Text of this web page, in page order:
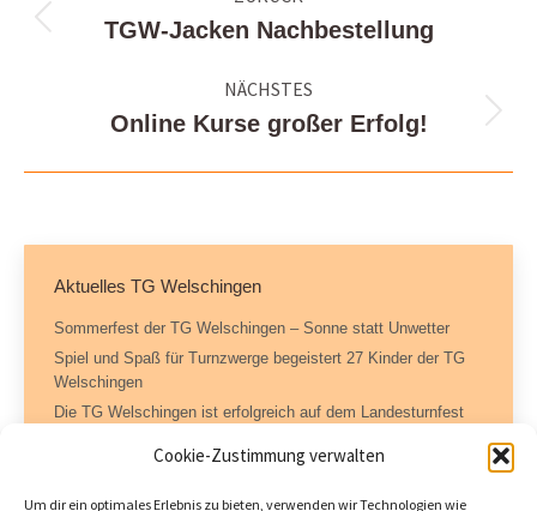
Cookie-Zustimmung verwalten
Um dir ein optimales Erlebnis zu bieten, verwenden wir Technologien wie
Vorheriger
TGW-Jacken Nachbestellung
NÄCHSTES
Nächster
Online Kurse großer Erfolg!
Aktuelles TG Welschingen
Sommerfest der TG Welschingen – Sonne statt Unwetter
Spiel und Spaß für Turnzwerge begeistert 27 Kinder der TG
Welschingen
Die TG Welschingen ist erfolgreich auf dem Landesturnfest